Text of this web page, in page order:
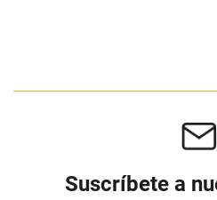
Suscríbete a